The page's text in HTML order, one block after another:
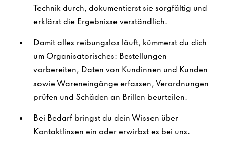
Technik durch, dokumentierst sie sorgfältig und
erklärst die Ergebnisse verständlich.
Damit alles reibungslos läuft, kümmerst du dich
um Organisatorisches: Bestellungen
vorbereiten, Daten von Kundinnen und Kunden
sowie Wareneingänge erfassen, Verordnungen
prüfen und Schäden an Brillen beurteilen.
Bei Bedarf bringst du dein Wissen über
Kontaktlinsen ein oder erwirbst es bei uns.